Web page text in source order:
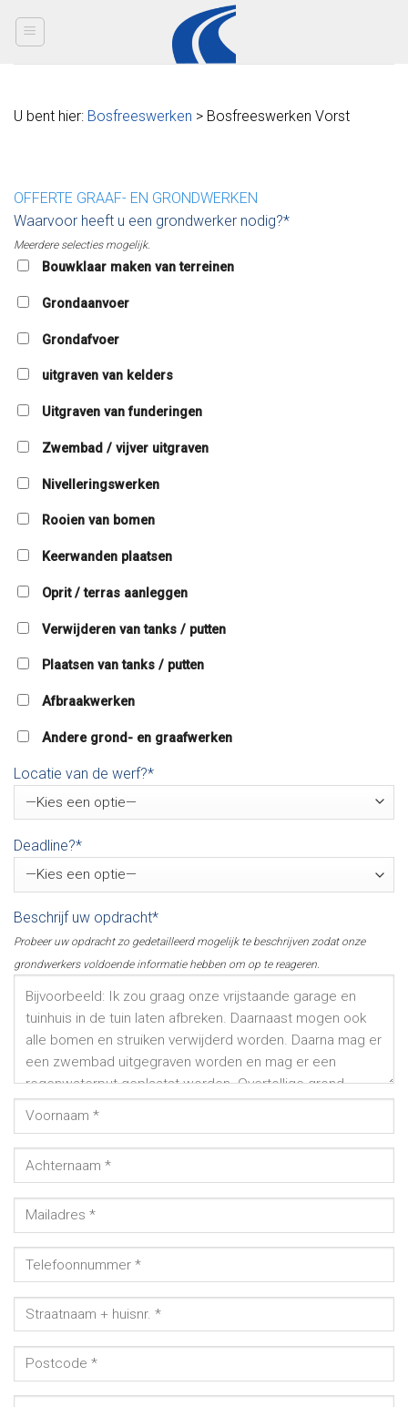
U bent hier: Bosfreeswerken > Bosfreeswerken Vorst
OFFERTE GRAAF- EN GRONDWERKEN
Waarvoor heeft u een grondwerker nodig?*
Meerdere selecties mogelijk.
Bouwklaar maken van terreinen
Grondaanvoer
Grondafvoer
uitgraven van kelders
Uitgraven van funderingen
Zwembad / vijver uitgraven
Nivelleringswerken
Rooien van bomen
Keerwanden plaatsen
Oprit / terras aanleggen
Verwijderen van tanks / putten
Plaatsen van tanks / putten
Afbraakwerken
Andere grond- en graafwerken
Locatie van de werf?*
Deadline?*
Beschrijf uw opdracht*
Probeer uw opdracht zo gedetailleerd mogelijk te beschrijven zodat onze
grondwerkers voldoende informatie hebben om op te reageren.